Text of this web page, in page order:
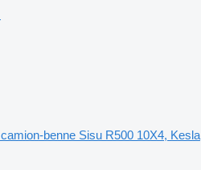
camion-benne Sisu R500 10X4, Kesla